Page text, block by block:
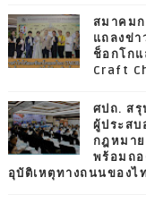
สมาคมก
แถลงข่
ช็อกโก
Craft
ศปถ. สรุ
ผู้ประสบ
กฎหมาย
พร้อมถอ
อุบัติเหตุทางถนนของไ